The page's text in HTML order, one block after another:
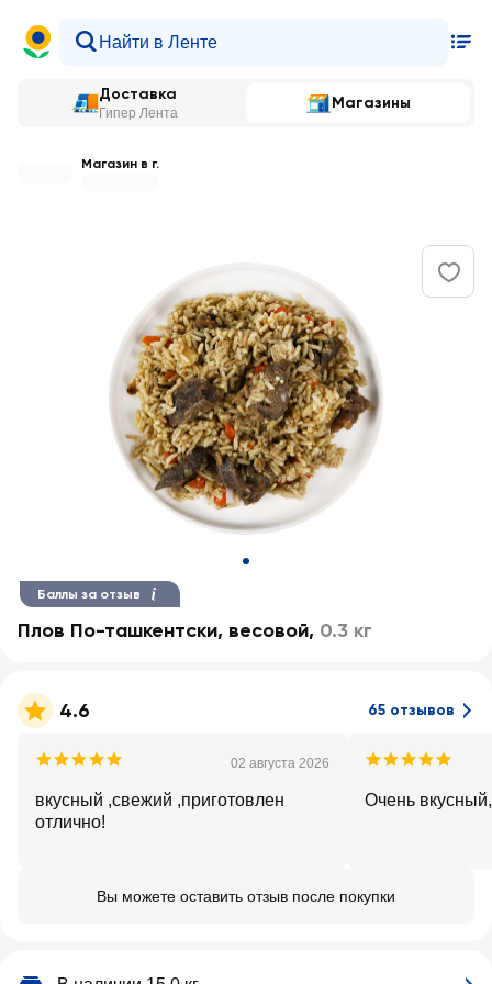
Доставка
Гипер Лента
Магазины
Магазин в г.
Баллы за отзыв
Плов По-ташкентски, весовой, 0.3 кг
4.6 65 отзывов
02 августа 2026
вкусный ,свежий ,приготовлен
отлично!
Очень
Вы можете оставить отзыв после покупки